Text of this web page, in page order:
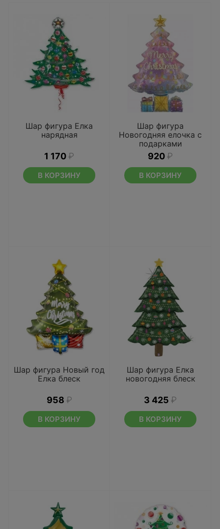
Шар фигура Елка
нарядная
1 170 ₽
В КОРЗИНУ
Шар фигура
Новогодняя елочка с
подарками
920 ₽
В КОРЗИНУ
Шар фигура Новый год
Елка блеск
958 ₽
В КОРЗИНУ
Шар фигура Елка
новогодняя блеск
3 425 ₽
В КОРЗИНУ